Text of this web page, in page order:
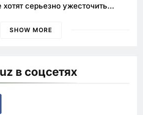
хотят серьезно ужесточить
SHOW MORE
в соцсетях